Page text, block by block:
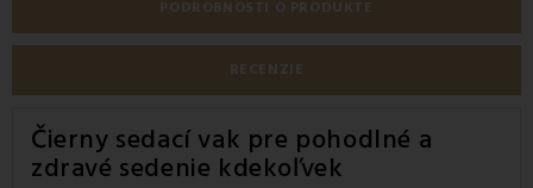
PODROBNOSTI O PRODUKTE
RECENZIE
Čierny sedací vak pre pohodlné a
zdravé sedenie kdekoľvek